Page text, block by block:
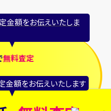
金額をお伝えいたします
金額をお伝えいたしま
無料査定
・年中無休(年末年始除
く)